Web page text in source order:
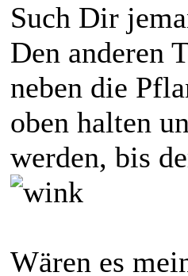
Such Dir
Den anderen
neben die
oben halten
werden, bis
Wären es